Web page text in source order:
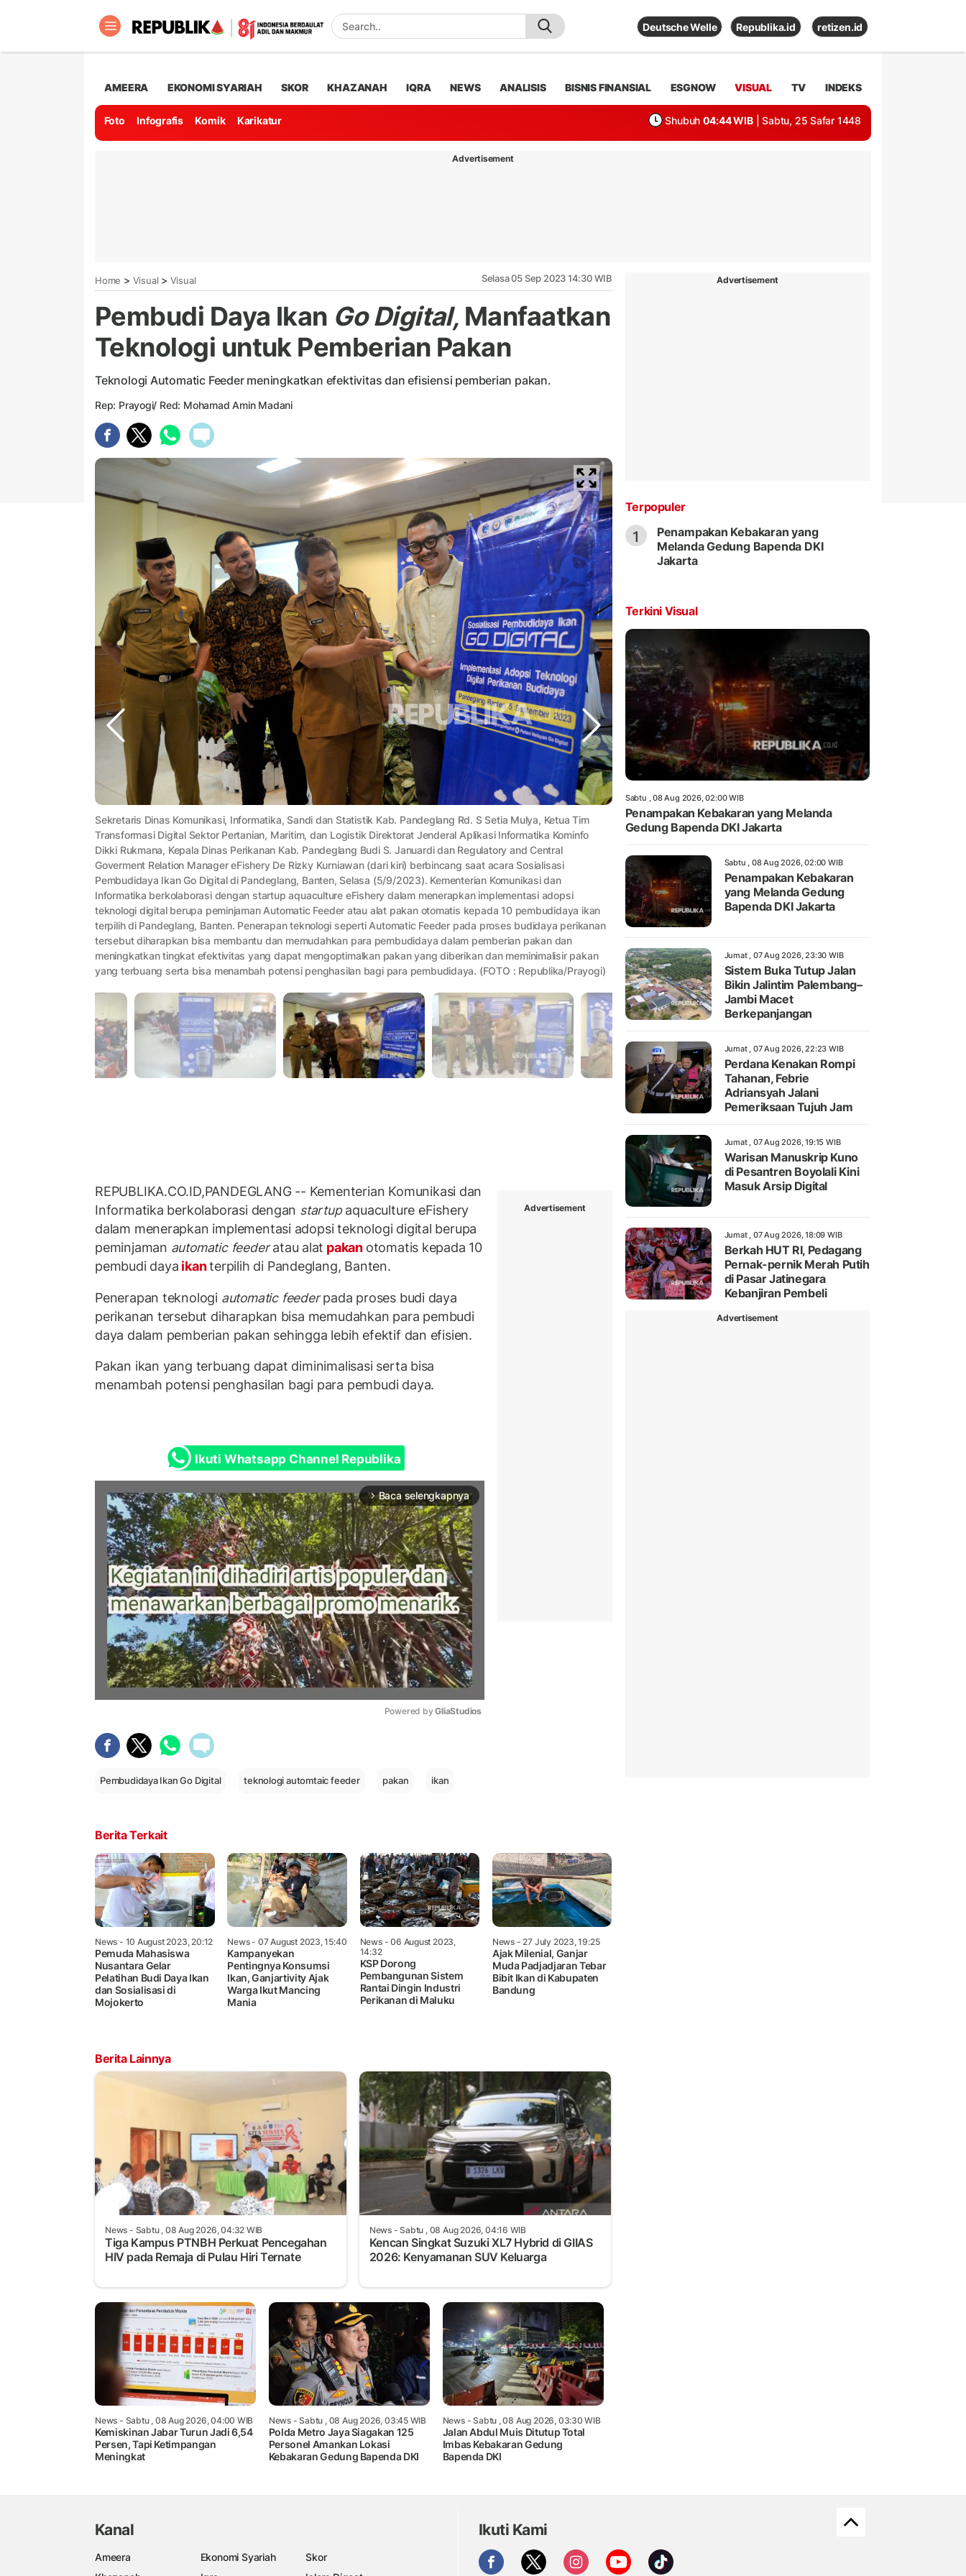
Deutsche Welle Republika.id retizen.id
AMEERA EKONOMI SYARIAH SKOR KHAZANAH IQRA NEWS ANALISIS BISNIS FINANSIAL ESGNOW VISUAL TV INDEKS
Foto Infografis Komik Karikatur Shubuh 04:44 WIB | Sabtu, 25 Safar 1448
Advertisement
Home > Visual > Visual Selasa 05 Sep 2023 14:30 WIB
Pembudi Daya Ikan Go Digital, Manfaatkan
Teknologi untuk Pemberian Pakan
Teknologi Automatic Feeder meningkatkan efektivitas dan efisiensi pemberian pakan.
Rep: Prayogi/ Red: Mohamad Amin Madani
Sekretaris Dinas Komunikasi, Informatika, Sandi dan Statistik Kab. Pandeglang Rd. S Setia Mulya, Ketua Tim
Transformasi Digital Sektor Pertanian, Maritim, dan Logistik Direktorat Jenderal Aplikasi Informatika Kominfo
Dikki Rukmana, Kepala Dinas Perikanan Kab. Pandeglang Budi S. Januardi dan Regulatory and Central
Goverment Relation Manager eFishery De Rizky Kurniawan (dari kiri) berbincang saat acara Sosialisasi
Pembudidaya Ikan Go Digital di Pandeglang, Banten, Selasa (5/9/2023). Kementerian Komunikasi dan
Informatika berkolaborasi dengan startup aquaculture eFishery dalam menerapkan implementasi adopsi
teknologi digital berupa peminjaman Automatic Feeder atau alat pakan otomatis kepada 10 pembudidaya ikan
terpilih di Pandeglang, Banten. Penerapan teknologi seperti Automatic Feeder pada proses budidaya perikanan
tersebut diharapkan bisa membantu dan memudahkan para pembudidaya dalam pemberian pakan dan
meningkatkan tingkat efektivitas yang dapat mengoptimalkan pakan yang diberikan dan meminimalisir pakan
yang terbuang serta bisa menambah potensi penghasilan bagi para pembudidaya. (FOTO : Republika/Prayogi)
REPUBLIKA.CO.ID,PANDEGLANG -- Kementerian Komunikasi dan
Informatika berkolaborasi dengan startupaquaculture eFishery
dalam menerapkan implementasi adopsi teknologi digital berupa
peminjaman automatic feederatau alat pakan otomatis kepada 10
pembudi daya ikanterpilih di Pandeglang, Banten.
Penerapan teknologi automatic feederpada proses budi daya
perikanan tersebut diharapkan bisa memudahkan para pembudi
daya dalam pemberian pakan sehingga lebih efektif dan efisien.
Pakan ikan yang terbuang dapat diminimalisasi serta bisa
menambah potensi penghasilan bagi para pembudi daya.
Ikuti Whatsapp Channel Republika
arrow_forward_ios Baca selengkapnya
Powered by GliaStudios
Advertisement
Pembudidaya Ikan Go Digital teknologi automtaic feeder pakan ikan
Berita Terkait
News - 10 August 2023, 20:12
Pemuda Mahasiswa
Nusantara Gelar
Pelatihan Budi Daya Ikan
dan Sosialisasi di
Mojokerto
News- 07 August 2023, 15:40
Kampanyekan
Pentingnya Konsumsi
Ikan, Ganjartivity Ajak
Warga Ikut Mancing
Mania
News- 06 August 2023,
14:32
KSP Dorong
Pembangunan Sistem
Rantai Dingin Industri
Perikanan di Maluku
News - 27 July 2023, 19:25
Ajak Milenial, Ganjar
Muda Padjadjaran Tebar
Bibit Ikan di Kabupaten
Bandung
Berita Lainnya
News - Sabtu , 08 Aug 2026, 04:32 WIB
Tiga Kampus PTNBH Perkuat Pencegahan
HIV pada Remaja di Pulau Hiri Ternate
News- Sabtu , 08 Aug 2026, 04:16 WIB
Kencan Singkat Suzuki XL7 Hybrid di GIIAS
2026: Kenyamanan SUV Keluarga
News - Sabtu , 08 Aug 2026, 04:00 WIB
Kemiskinan Jabar Turun Jadi 6,54
Persen, Tapi Ketimpangan
Meningkat
News- Sabtu , 08 Aug 2026, 03:45 WIB
Polda Metro Jaya Siagakan 125
Personel Amankan Lokasi
Kebakaran Gedung Bapenda DKI
News- Sabtu , 08 Aug 2026, 03:30 WIB
Jalan Abdul Muis Ditutup Total
Imbas Kebakaran Gedung
Bapenda DKI
Advertisement
Terpopuler
1
Penampakan Kebakaran yang
Melanda Gedung Bapenda DKI
Jakarta
Terkini Visual
Sabtu , 08 Aug 2026, 02:00 WIB
Penampakan Kebakaran yang Melanda
Gedung Bapenda DKI Jakarta
Sabtu , 08 Aug 2026, 02:00 WIB
Penampakan Kebakaran
yang Melanda Gedung
Bapenda DKI Jakarta
Jumat , 07 Aug 2026, 23:30 WIB
Sistem Buka Tutup Jalan
Bikin Jalintim Palembang–
Jambi Macet
Berkepanjangan
Jumat , 07 Aug 2026, 22:23 WIB
Perdana Kenakan Rompi
Tahanan, Febrie
Adriansyah Jalani
Pemeriksaan Tujuh Jam
Jumat , 07 Aug 2026, 19:15 WIB
Warisan Manuskrip Kuno
di Pesantren Boyolali Kini
Masuk Arsip Digital
Jumat , 07 Aug 2026, 18:09 WIB
Berkah HUT RI, Pedagang
Pernak-pernik Merah Putih
di Pasar Jatinegara
Kebanjiran Pembeli
Advertisement
Kanal
Ameera Ekonomi Syariah
Skor
Ikuti Kami